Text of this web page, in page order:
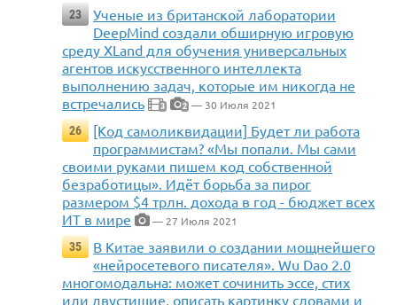
23
Ученые из британской лаборатории
DeepMind создали обширную игровую
среду XLand для обучения универсальных
агентов искусственного интеллекта
выполнению задач, которые им никогда не
встречались
3 2 — 30 Июля 2021
26
[Код самоликвидации] Будет ли работа
программистам? «Мы попали. Мы сами
своими руками пишем код собственной
безработицы». Идёт борьба за пирог
размером $4 трлн. дохода в год - бюджет всех
ИТ в мире
— 27 Июля 2021
35
В Китае заявили о создании мощнейшего
«нейросетевого писателя». Wu Dao 2.0
многомодальна: может сочинить эссе, стих
или двустишие, описать картинку словами и